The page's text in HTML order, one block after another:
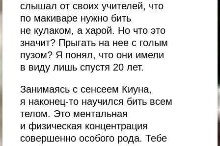
слышал от своих учителей, что
по макиваре нужно бить
не кулаком, а харой. Но что это
значит? Прыгать на нее с голым
пузом? Я понял, что они имели
в виду лишь спустя 20 лет.
Занимаясь с сенсеем Киуна,
я наконец-то научился бить всем
телом. Это ментальная
и физическая концентрация
совершенно особого рода. Тебе